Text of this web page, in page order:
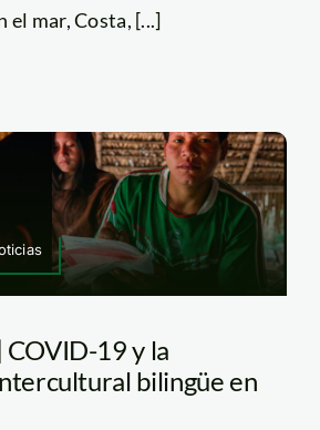
el mar, Costa, [...]
19 y la
bilingüe en